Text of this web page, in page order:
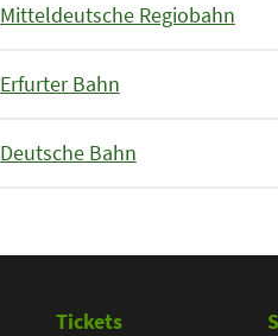
Mitteldeutsche Regiobahn
Erfurter Bahn
Deutsche Bahn
Tickets